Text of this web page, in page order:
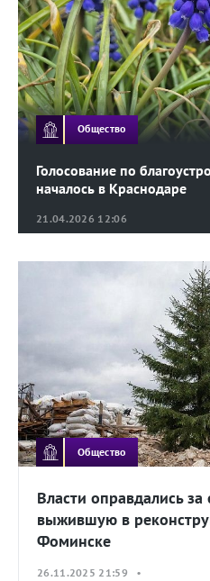
21.04.2026 12:06
Голосование по
началось в Краснодаре
Общество
Общество
Власти оправдались
выжившую в
Фоминске
26.11.2025 21:59 •